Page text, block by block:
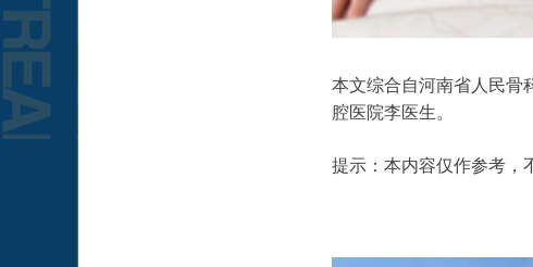
本文综合自河南省人民骨
腔医院李医生。
提示：本内容仅作参考，